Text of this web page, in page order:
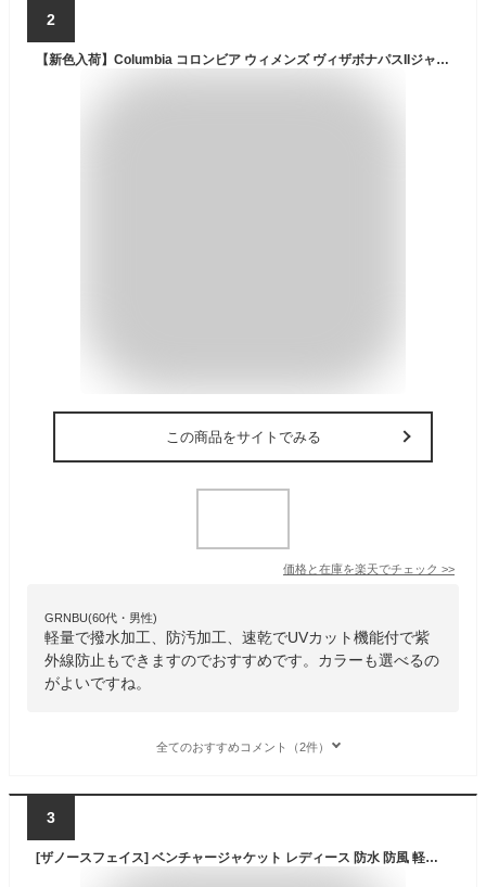
2
【新色入荷】Columbia コロンビア ウィメンズ ヴィザボナパスIIジャケット レディース ビザボナ 撥水 防汚 速乾 UVカット 紫外線防止 UPF50 軽量 マウンテンパーカー ナイロンジャケット マンパ アウター XR9170
この商品をサイトでみる
価格と在庫を楽天でチェック >>
GRNBU(60代・男性)
軽量で撥水加工、防汚加工、速乾でUVカット機能付で紫
外線防止もできますのでおすすめです。カラーも選べるの
がよいですね。
全てのおすすめコメント（2件）
3
[ザノースフェイス] ベンチャージャケット レディース 防水 防風 軽量 ニュートープ XL